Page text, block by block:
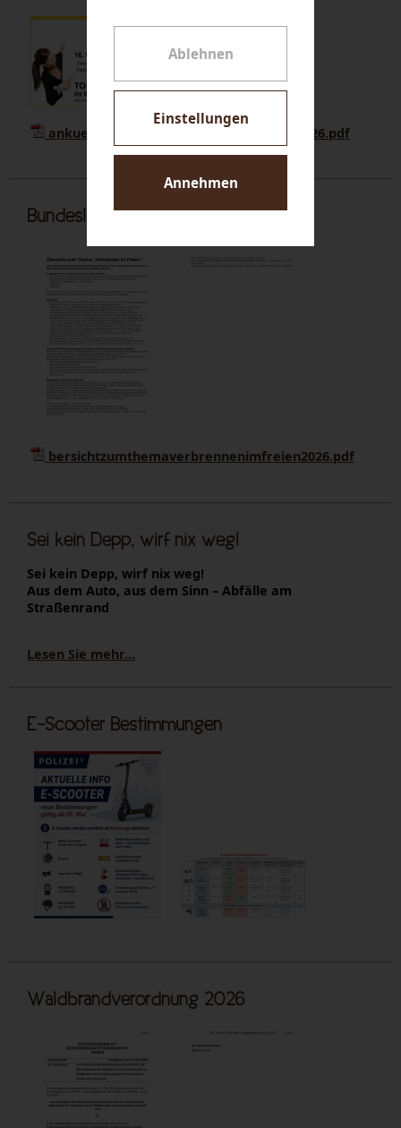
ankuendigung_waldviertler_jobmesse_2026.pdf
Bundesluftreinhaltegesetz
bersichtzumthemaverbrennenimfreien2026.pdf
Sei kein Depp, wirf nix weg!
Sei kein Depp, wirf nix weg!
Aus dem Auto, aus dem Sinn – Abfälle am
Straßenrand
Lesen Sie mehr...
E-Scooter Bestimmungen
Waldbrandverordnung 2026
Ablehnen
Einstellungen
Annehmen